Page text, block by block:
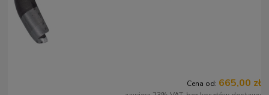
Cena od: 665,00 zł